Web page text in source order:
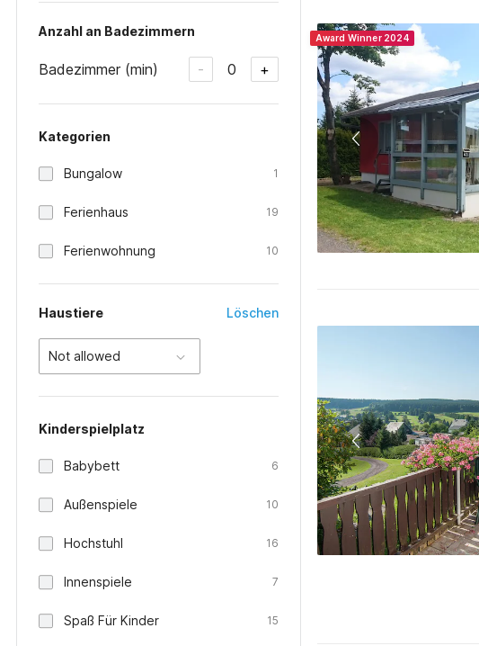
Anzahl an Badezimmern
Badezimmer (min) - 0 +
Kategorien
Bungalow 1
Ferienhaus 19
Ferienwohnung 10
Haustiere Löschen
Not allowed
Kinderspielplatz
Babybett 6
Außenspiele 10
Hochstuhl 16
Innenspiele 7
Spaß Für Kinder 15
Award Winner 2024